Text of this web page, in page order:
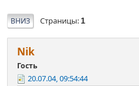
ВНИЗ Страницы 1
Nik
Гость
20.07.04, 09:54:44